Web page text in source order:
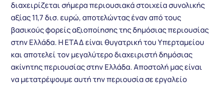
διαχειρίζεται σήμερα περιουσιακά στοιχεία συνολικής
αξίας 11,7 δισ. ευρώ, αποτελώντας έναν από τους
βασικούς φορείς αξιοποίησης της δημόσιας περιουσίας
στην Ελλάδα. Η ΕΤΑΔ είναι θυγατρική του Υπερταμείου
και αποτελεί τον μεγαλύτερο διαχειριστή δημόσιας
ακίνητης περιουσίας στην Ελλάδα. Αποστολή μας είναι
να μετατρέψουμε αυτή την περιουσία σε εργαλείο